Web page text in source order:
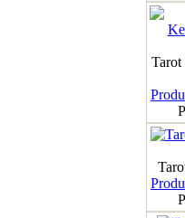
Tarot